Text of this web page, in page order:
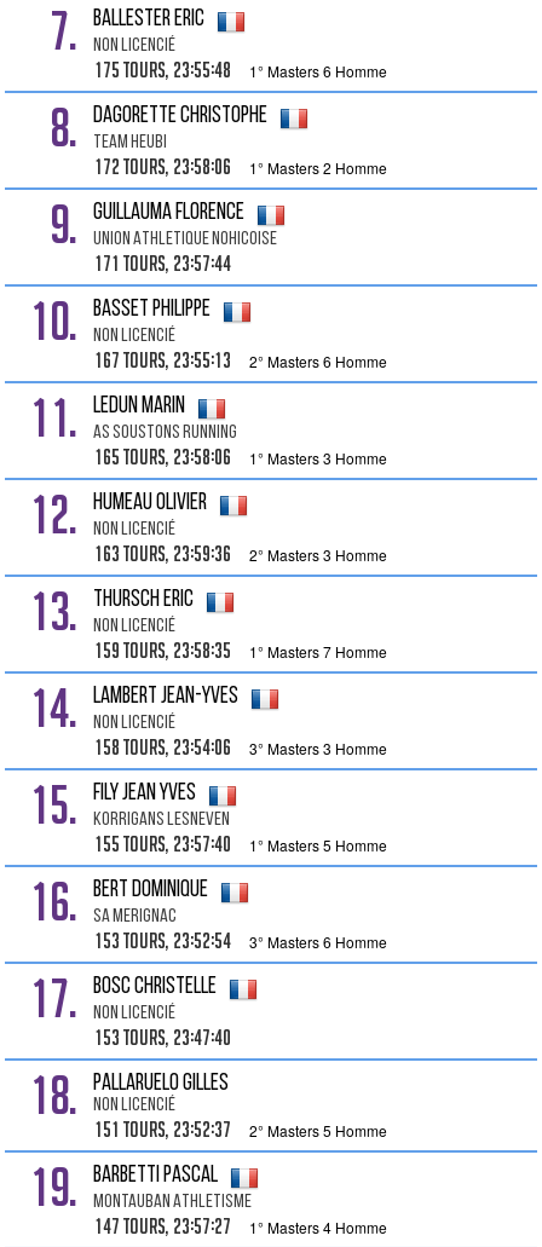
7. BALLESTER Eric
Non Licencié
175 tours, 23:55:48 1° Masters 6 Homme
8. DAGORETTE Christophe
Team Heubi
172 tours, 23:58:06 1° Masters 2 Homme
9. GUILLAUMA Florence
Union Athletique Nohicoise
171 tours, 23:57:44
10. BASSET Philippe
Non Licencié
167 tours, 23:55:13 2° Masters 6 Homme
11. LEDUN Marin
As Soustons Running
165 tours, 23:58:06 1° Masters 3 Homme
12. HUMEAU Olivier
Non Licencié
163 tours, 23:59:36 2° Masters 3 Homme
13. THURSCH Eric
Non Licencié
159 tours, 23:58:35 1° Masters 7 Homme
14. LAMBERT Jean-yves
Non Licencié
158 tours, 23:54:06 3° Masters 3 Homme
15. FILY Jean Yves
Korrigans Lesneven
155 tours, 23:57:40 1° Masters 5 Homme
16. BERT Dominique
Sa Merignac
153 tours, 23:52:54 3° Masters 6 Homme
17. BOSC Christelle
Non Licencié
153 tours, 23:47:40
18. PALLARUELO Gilles
Non Licencié
151 tours, 23:52:37 2° Masters 5 Homme
19. BARBETTI Pascal
Montauban Athletisme
147 tours, 23:57:27 1° Masters 4 Homme